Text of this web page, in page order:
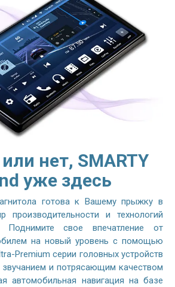
нет, SMARTY
уже здесь
готова к Вашему прыжку в
и технологий
Поднимите свое впечатление от
на новый уровень с помощью
Premium серии головных устройств
и потрясающим качеством
автомобильная навигация на базе